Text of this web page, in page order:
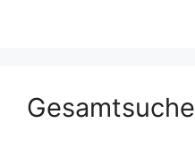
Gesamtsuche